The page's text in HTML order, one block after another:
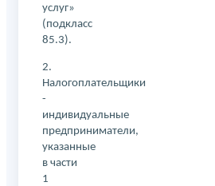
услуг»
(подкласс
85.3).
2.
Налогоплательщики
-
индивидуальные
предприниматели,
указанные
в части
1